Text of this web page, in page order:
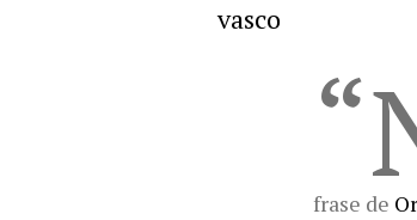
vasco
frase de